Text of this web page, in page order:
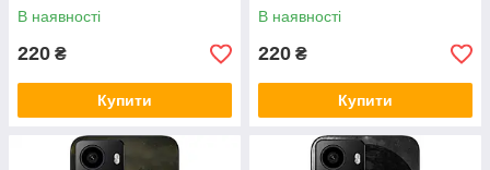
В наявності
220 ₴
Купити
В наявності
220 ₴
Купити